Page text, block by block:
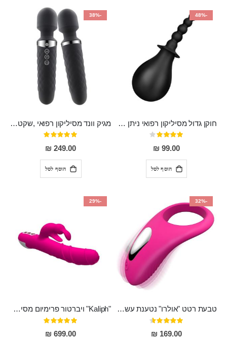
-48%
חוקן גדול מסיליקון רפואי ניתן לשימוש גם כפלאג וגם כחרוזים אנאלים
דירוג:
80%
99.00 ₪
הוסף לסל
-38%
מגיק וונד מסיליקון רפואי ,שקט במיוחד, נטען בעל 10 מהירויות שונות "Erna"
דירוג:
100%
249.00 ₪
הוסף לסל
-32%
טבעת רטט "אולרו" נטענת עשויה סיליקון רפואי עם רטט חזק ומטריף חושים
דירוג:
91%
169.00 ₪
-29%
"Kaliph" ויברטור פרימיום מסיליקון רפואי , נטען, שקט במיוחד, מסתובב ומתפתל, שמנמן עם חדירה 14 סמ
דירוג:
100%
699.00 ₪